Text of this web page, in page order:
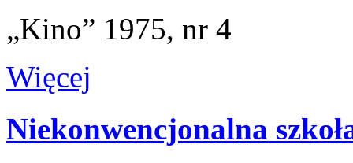
„Kino” 1975, nr 4
Więcej
Niekonwencjonalna